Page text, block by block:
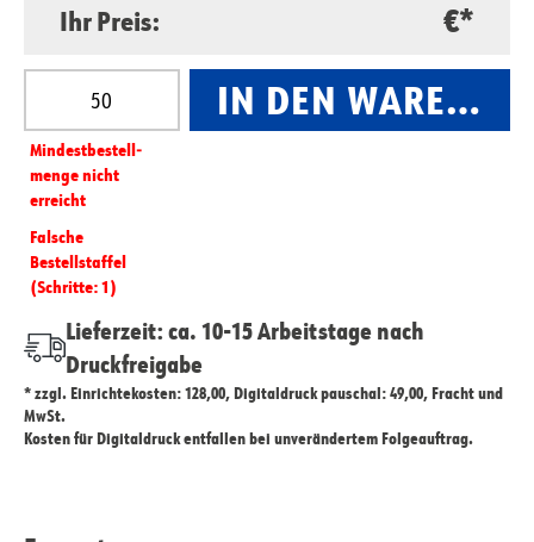
2,35 €
Ihr Preis: €*
Produkt Anzahl: Gib den gewünschten Wert ein
Mindest­­bestell­­
menge nicht
erreicht
Falsche
Bestellstaffel
(Schritte: 1)
IN DEN
Lieferzeit: ca. 10-15 Arbeitstage nach
Druckfreigabe
* zzgl. Einrichtekosten: 128,00, Digitaldruck pauschal: 49,00, Fracht und
MwSt.
Kosten für Digitaldruck entfallen bei unverändertem Folgeauftrag.